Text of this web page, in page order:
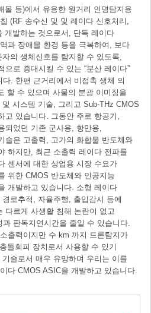
몰 등)에서 유용한 원거리 인명탐지용
(RF 송수신 및 및 레이다 신호처리,
개발하는 것으로서, 단독 레이다
과 장애물 환경 등을 극복하여, 보다
의 생체신호를 탐지할 수 있도록,
으로 증대시킬 수 있는 “분산 레이다”
. 한편 근거리에서 비접촉 생체 의
할 수 있으며 사물의 분광 이미징을
시스템 기술, 그리고 Sub-THz CMOS
고 있습니다. 그동안 주로 항공기,
되었던 기존 군사용, 항만용,
술은 고출력, 고가의 화합물 반도체와
하지만, 최근 소출력 레이다 전파를
센서에 대한 상업용 시장 수요가
위한 CMOS 반도체와 인공지능
개발하고 있습니다. 소형 레이다
로추적, 자율주행, 출입감시 등에
다르게 사생활 침해 논란이 없고
판독지연시간을 줄일 수 있습니다.
출력이지만 수 km 까지 드론탐지가
돌회피 장치로서 사용할 수 있기
술로서 매우 유망하며 우리는 이를
다 CMOS ASIC을 개발하고 있습니다.